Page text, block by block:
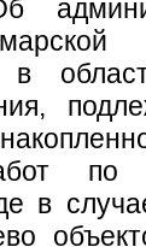
в
по
в